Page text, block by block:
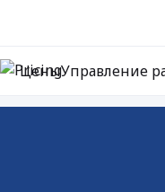
ЦеныУправление